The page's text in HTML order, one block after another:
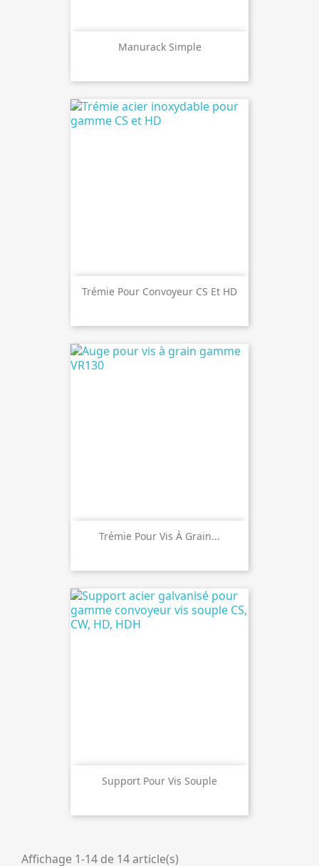
Manurack Simple
Trémie Pour Convoyeur CS Et HD
Trémie Pour Vis À Grain...
Support Pour Vis Souple
Affichage 1-14 de 14 article(s)